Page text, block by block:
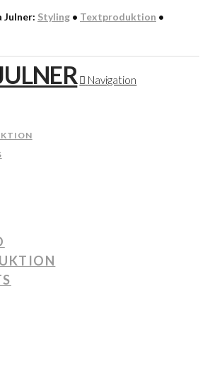
Julner: Styling • Textproduktion •
Navigation